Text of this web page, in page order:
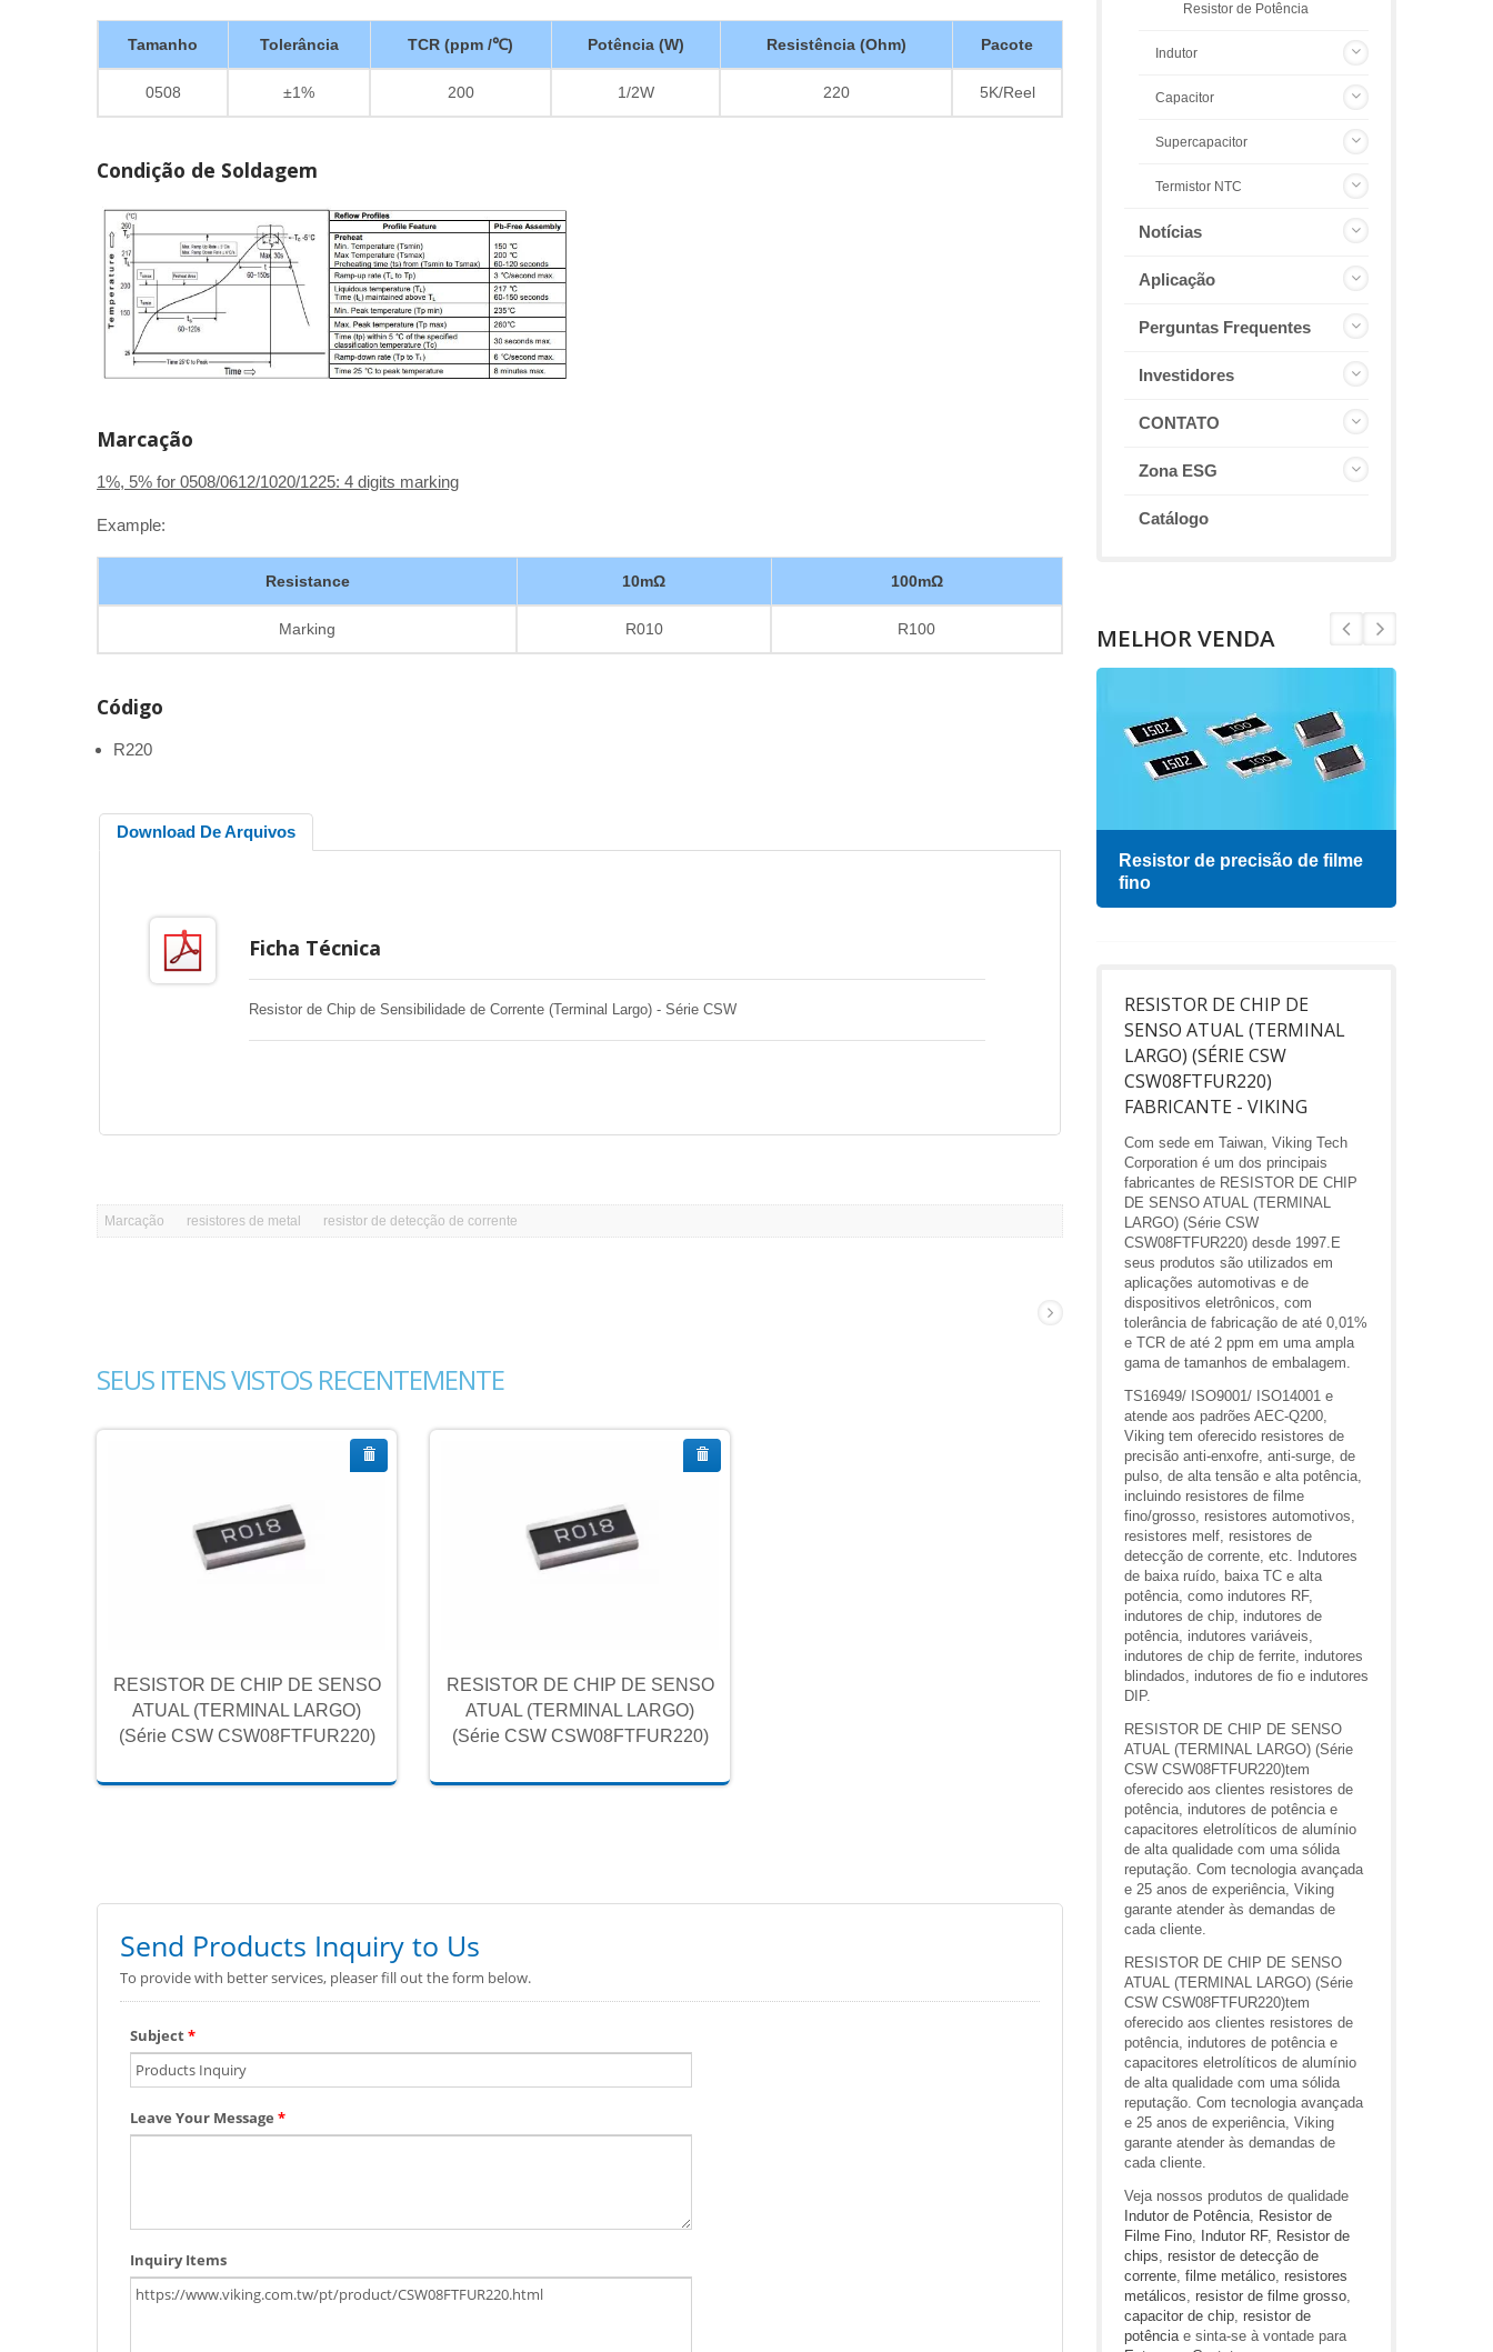
Tamanho Tolerância TCR (ppm /℃) Potência (W) Resistência (Ohm) Pacote
0508 ±1% 200 1/2W 220 5K/Reel
Condição de Soldagem
Marcação
1%, 5% for 0508/0612/1020/1225: 4 digits marking
Example:
Resistance 10mΩ 100mΩ
Marking R010 R100
Código
R220
Download De Arquivos
Ficha Técnica
Resistor de Chip de Sensibilidade de Corrente (Terminal Largo) - Série CSW
Marcação resistores de metal resistor de detecção de corrente
SEUS ITENS VISTOS RECENTEMENTE
RESISTOR DE CHIP DE SENSO
ATUAL (TERMINAL LARGO)
(Série CSW CSW08FTFUR220)
RESISTOR DE CHIP DE SENSO
ATUAL (TERMINAL LARGO)
(Série CSW CSW08FTFUR220)
Resistor de Potência
Indutor
Capacitor
Supercapacitor
Termistor NTC
Notícias
Aplicação
Perguntas Frequentes
Investidores
CONTATO
Zona ESG
Catálogo
MELHOR VENDA
Resistor de precisão de filme
fino
RESISTOR DE CHIP DE
SENSO ATUAL (TERMINAL
LARGO) (SÉRIE CSW
CSW08FTFUR220)
FABRICANTE - VIKING
Com sede em Taiwan, Viking Tech
Corporation é um dos principais
fabricantes de RESISTOR DE CHIP
DE SENSO ATUAL (TERMINAL
LARGO) (Série CSW
CSW08FTFUR220) desde 1997.E
seus produtos são utilizados em
aplicações automotivas e de
dispositivos eletrônicos, com
tolerância de fabricação de até 0,01%
e TCR de até 2 ppm em uma ampla
gama de tamanhos de embalagem.
TS16949/ ISO9001/ ISO14001 e
atende aos padrões AEC-Q200,
Viking tem oferecido resistores de
precisão anti-enxofre, anti-surge, de
pulso, de alta tensão e alta potência,
incluindo resistores de filme
fino/grosso, resistores automotivos,
resistores melf, resistores de
detecção de corrente, etc. Indutores
de baixa ruído, baixa TC e alta
potência, como indutores RF,
indutores de chip, indutores de
potência, indutores variáveis,
indutores de chip de ferrite, indutores
blindados, indutores de fio e indutores
DIP.
RESISTOR DE CHIP DE SENSO
ATUAL (TERMINAL LARGO) (Série
CSW CSW08FTFUR220)tem
oferecido aos clientes resistores de
potência, indutores de potência e
capacitores eletrolíticos de alumínio
de alta qualidade com uma sólida
reputação. Com tecnologia avançada
e 25 anos de experiência, Viking
garante atender às demandas de
cada cliente.
RESISTOR DE CHIP DE SENSO
ATUAL (TERMINAL LARGO) (Série
CSW CSW08FTFUR220)tem
oferecido aos clientes resistores de
potência, indutores de potência e
capacitores eletrolíticos de alumínio
de alta qualidade com uma sólida
reputação. Com tecnologia avançada
e 25 anos de experiência, Viking
garante atender às demandas de
cada cliente.
Veja nossos produtos de qualidade
Indutor de Potência, Resistor de
Filme Fino, Indutor RF, Resistor de
chips, resistor de detecção de
corrente, filme metálico, resistores
metálicos, resistor de filme grosso,
capacitor de chip, resistor de
potênciae sinta-se à vontade para